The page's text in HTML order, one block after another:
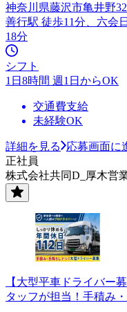
神奈川県藤沢市亀井野
善行駅 徒歩11分、六会
18分
シフト
1日8時間 週1日からOK
交通費支給
未経験OK
詳細を見る
応募画面に
正社員
株式会社共同D_厚木営
【大型平車ドライバー
タッフが担当！手積み